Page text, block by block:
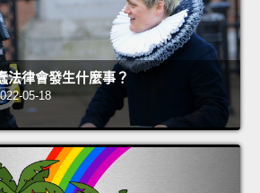
法律會發生什麼事？
05-18